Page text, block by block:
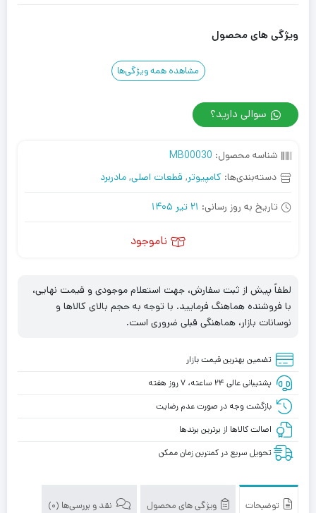
ویژگی های محصول
مشاهده همه ویژگی‌ها
سوالی دارید؟
شناسه محصول: MB00030
دسته‌بندی‌ها: کامپیوتر, قطعات اصلی, مادربرد
تاریخ به روز رسانی: 21 تیر 1405
ناموجود
لطفاً پیش از ثبت سفارش، جهت استعلام موجودی و قیمت نهایی،
با فروشنده هماهنگ فرمایید. با توجه به حجم بالای کالاها و
نوسانات بازار، هماهنگی قبلی ضروری است.
تضمین بهترین قیمت بازار
پشتیبانی عالی ۲۴ ساعته، ۷ روز هفته
بازگشت وجه در صورت عدم رضایت
اصالت کالاها از برترین برندها
تحویل سریع در کمترین زمان ممکن
توضیحات ویژگی های محصول نقد و بررسی‌ها (0)